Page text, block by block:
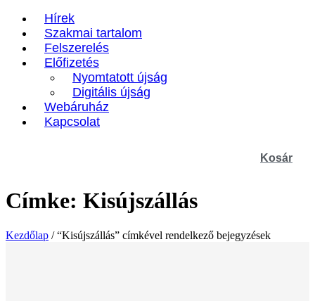
Hírek
Szakmai tartalom
Felszerelés
Előfizetés
Nyomtatott újság
Digitális újság
Webáruház
Kapcsolat
Kosár
Címke: Kisújszállás
Kezdőlap / “Kisújszállás” címkével rendelkező bejegyzések